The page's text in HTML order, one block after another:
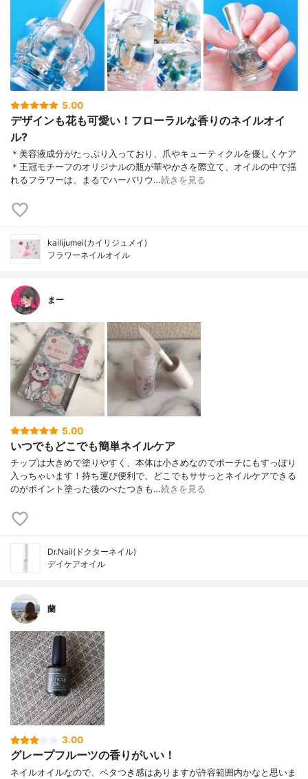
5.00
デザインも花も可愛い！フローラルな香りのネイルオイ
ル?
＊美容液成分がたっぷり入っており、爪やキューティクルを優しくケア
＊王冠モチーフのオリジナルの瓶が華やかさを際立て、オイルの中で揺
れるフラワーは、まるでハーバリウ…続きを見る
kailijumei(カイリジュメイ)
フラワーネイルオイル
まー
5.00
いつでもどこでも簡単ネイルケア
チップは大きめで塗りやすく、本体は小さめなのでポーチにもすっぽり
入っちゃいます！持ち運び便利で、どこでもササっとネイルケアできる
のがポイント塗った後のべたつきも…続きを見る
Dr.Nail(ドクターネイル)
デイケアオイル
蘭
3.00
グレープフルーツの香りがいい！
ネイルオイルなので、ベタつき感はありますが許容範囲内かなと思いま